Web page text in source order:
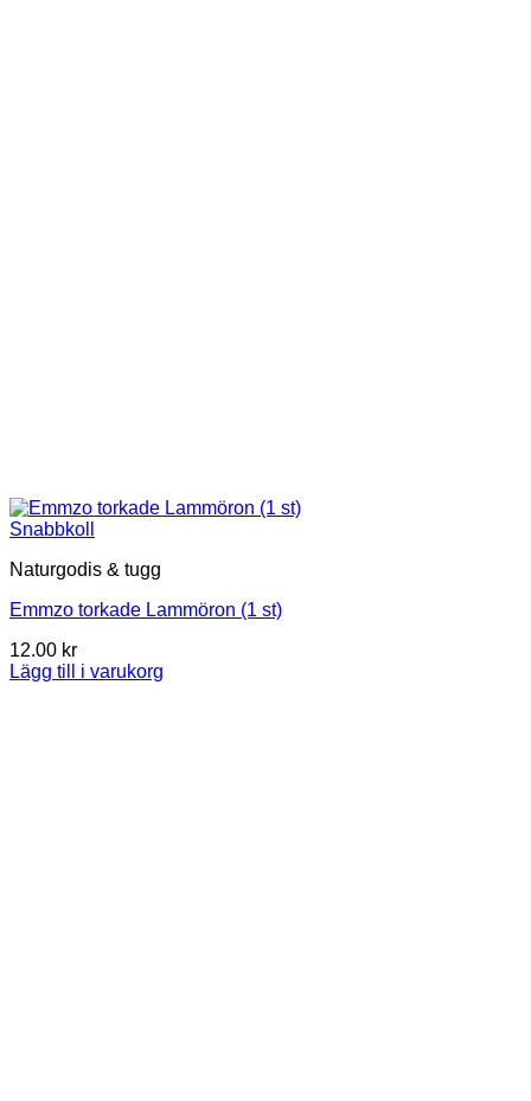
Snabbkoll
Naturgodis & tugg
Emmzo torkade Lammöron (1 st)
12.00 kr
Lägg till i varukorg